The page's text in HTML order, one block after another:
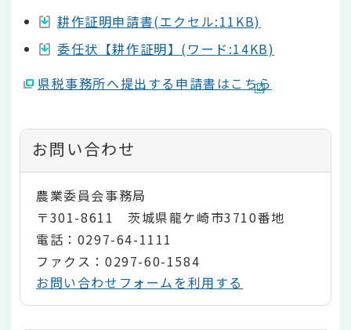
耕作証明申請書(エクセル:11KB)
委任状【耕作証明】(ワード:14KB)
県税事務所へ提出する申請書はこちら
お問い合わせ
農業委員会事務局
〒301-8611 茨城県龍ケ崎市3710番地
電話：0297-64-1111
ファクス：0297-60-1584
お問い合わせフォームを利用する